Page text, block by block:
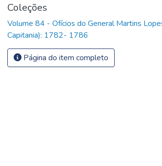
Coleções
Volume 84 - Ofícios do General Martins
Capitania): 1782- 1786
Página do item completo